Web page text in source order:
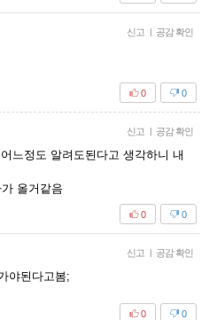
신고 공감 확인
0
0
신고 공감 확인
느정도 알려도된다고 생각하니 내
올거같음
0
0
신고 공감 확인
야된다고봄;
0
0